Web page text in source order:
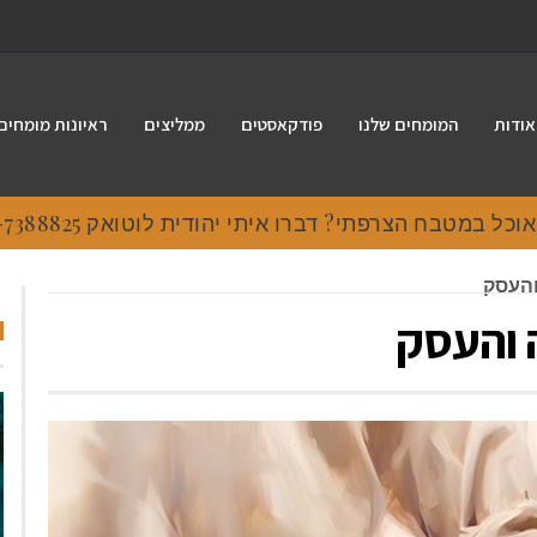
אודות המומחים שלנו פודקאסטים ממליצים ראיונות
במטבח הצרפתי? דברו איתי יהודית לוטואק 054-7388825.
והעסק